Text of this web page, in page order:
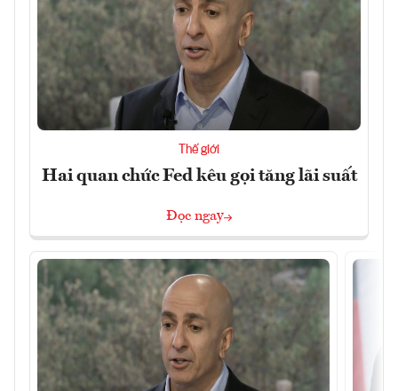
Thế giới
Hai quan chức Fed kêu gọi tăng lãi suất
Đọc ngay